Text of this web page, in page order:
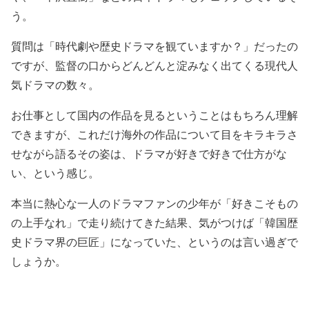
う。
質問は「時代劇や歴史ドラマを観ていますか？」だったの
ですが、監督の口からどんどんと淀みなく出てくる現代人
気ドラマの数々。
お仕事として国内の作品を見るということはもちろん理解
できますが、これだけ海外の作品について目をキラキラさ
せながら語るその姿は、ドラマが好きで好きで仕方がな
い、という感じ。
本当に熱心な一人のドラマファンの少年が「好きこそもの
の上手なれ」で走り続けてきた結果、気がつけば「韓国歴
史ドラマ界の巨匠」になっていた、というのは言い過ぎで
しょうか。